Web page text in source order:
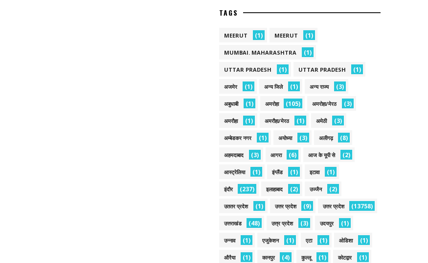
TAGS
MEERUT (1) MEERUT (1)
MUMBAI. MAHARASHTRA (1)
UTTAR PRADESH (1) UTTAR PRADESH (1)
अजमेर (1) अन्य जिले (1) अन्य राज्य (3)
अबुधाबी (1) अमरोहा (105) अमरोहा/मेरठ (3)
अमरौहा (1) अमरौहा/मेरठ (1) अमेठी (3)
अम्बेडकर नगर (1) अयोध्या (3) अलीगढ़ (8)
अहमदाबाद (3) आगरा (6) आज के यूपी से (2)
आस्ट्रेलिया (1) इंग्लैंड (1) इटावा (1)
इंदौर (237) इलाहाबाद (2) उज्जैन (2)
उततर प्रदेश (1) उत्तर प्रदेश (9) उत्तर प्रदेश (13758)
उत्तराखंड (48) उत्त्र प्रदेश (3) उदयपुर (1)
उन्नाव (1) एजुकेशन (1) एटा (1) ओडिशा (1)
औरैया (1) कानपुर (4) कुल्लू (1) कोटद्वार (1)